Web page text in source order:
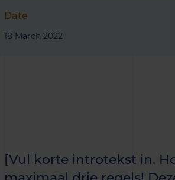
Date
18 March 2022
[Vul korte introtekst in.